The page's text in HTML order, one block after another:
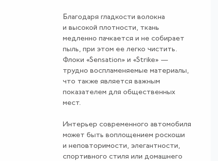
Благодаря гладкости волокна
и высокой плотности, ткань
медленно пачкается и не собирает
пыль, при этом ее легко чистить.
Флоки «Sensation» и «Strike» —
трудно воспламеняемые материалы,
что также является важным
показателем для общественных
мест.
Интерьер современного автомобиля
может быть воплощением роскоши
и неповторимости, элегантности,
спортивного стиля или домашнего